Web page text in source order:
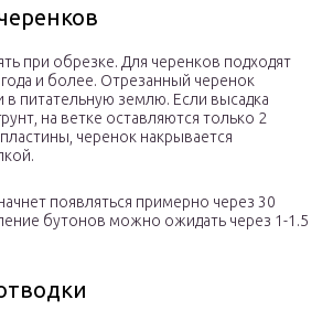
при обрезке. Для черенков подходят
и более. Отрезанный черенок
в питательную землю. Если высадка
на ветке оставляются только 2
черенок накрывается
появляться примерно через 30
бутонов можно ожидать через 1-1.5